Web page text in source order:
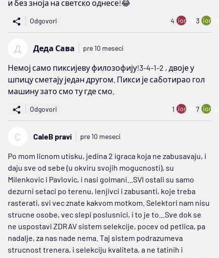
и без зноја на светско однесе!😂
Odgovori 4 ion:minus
3
Д Деда Сава pre 10 meseci
Немој само пиксијеву филозофију!3-4-1-2 , двоје у
шпицу сметају један другом. Пикси је саботирао гол
машину зато смо ту где смо.
Odgovori 1 ion:minus
7
C CaleB pravi pre 10 meseci
Po mom licnom utisku, jedina 2 igraca koja ne zabusavaju, i
daju sve od sebe (u okviru svojih mogucnosti), su
Milenkovic i Pavlovic, i nasi golmani...SVI ostali su samo
dezurni setaci po terenu, lenjivci i zabusanti, koje treba
rasterati, svi vec znate kakvom motkom. Selektori nam nisu
strucne osobe, vec slepi poslusnici, i to je to...Sve dok se
ne uspostavi ZDRAV sistem selekcije, pocev od petlica, pa
nadalje, za nas nade nema. Taj sistem podrazumeva
strucnost trenera, i selekciju kvaliteta, a ne tatinih i